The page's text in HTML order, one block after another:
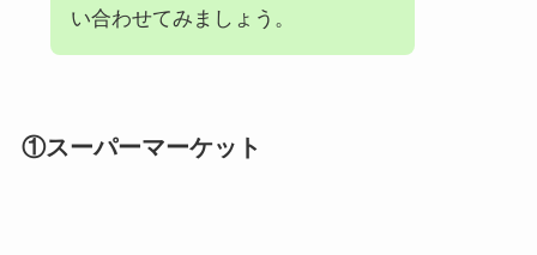
い合わせてみましょう。
①スーパーマーケット